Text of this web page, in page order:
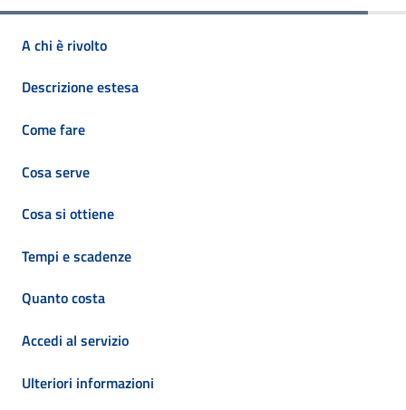
A chi è rivolto
Descrizione estesa
Come fare
Cosa serve
Cosa si ottiene
Tempi e scadenze
Quanto costa
Accedi al servizio
Ulteriori informazioni